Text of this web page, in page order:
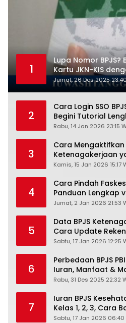
1
Lupa Nomor
Kartu JKN-KIS
Jumat, 26 Des 2025
2
Cara Login SSO
Begini Tutorial
Pengertiannya
Rabu, 14 Jan 2026 23:15
3
Cara Mengaktifkan
Ketenagakerjaan
Panduan
Kamis, 15 Jan 2026 15:17
4
Cara Pindah
Panduan Lengkap
PANDAWA &
Jumat, 2 Jan 2026 21:53
5
Data BPJS
Cara Update
Sabtu, 17 Jan 2026 12:25
6
Perbedaan BPJS
Iuran, Manfaat &
2026
Rabu, 31 Des 2025 22:32
7
Iuran BPJS
Kelas 1, 2, 3, Cara
Panduan Lengkap
Sabtu, 17 Jan 2026 06:40